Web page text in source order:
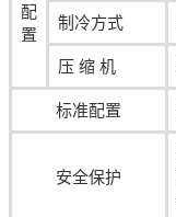
配
置
制冷方式
压 缩 机
标准配置
安全保护